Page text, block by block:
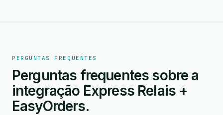
PERGUNTAS FREQUENTES
Perguntas frequentes sobre a
integração Express Relais +
EasyOrders.